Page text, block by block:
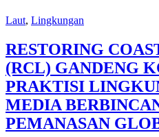
Laut, Lingkungan
RESTORING
(RCL) GANDENG
PRAKTISI
MEDIA
PEMANASAN